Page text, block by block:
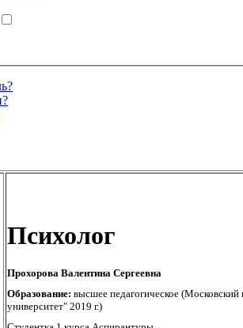
Психолог
Прохорова Валентина Сергеевна
Образование: высшее педагогическое (Московский
университет" 2019 г.)